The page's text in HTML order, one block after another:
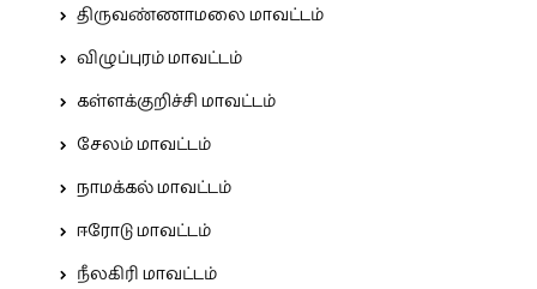
திருவண்ணாமலை மாவட்டம்
விழுப்புரம் மாவட்டம்
கள்ளக்குறிச்சி மாவட்டம்
சேலம் மாவட்டம்
நாமக்கல் மாவட்டம்
ஈரோடு மாவட்டம்
நீலகிரி மாவட்டம்